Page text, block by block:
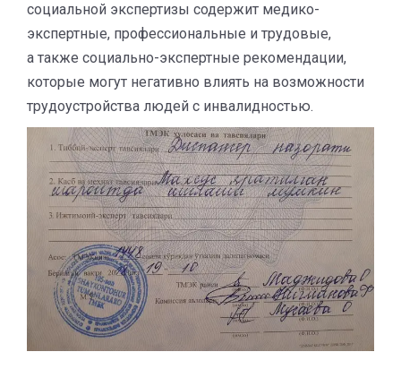
социальной экспертизы содержит медико-
экспертные, профессиональные и трудовые,
а также социально-экспертные рекомендации,
которые могут негативно влиять на возможности
трудоустройства людей с инвалидностью.